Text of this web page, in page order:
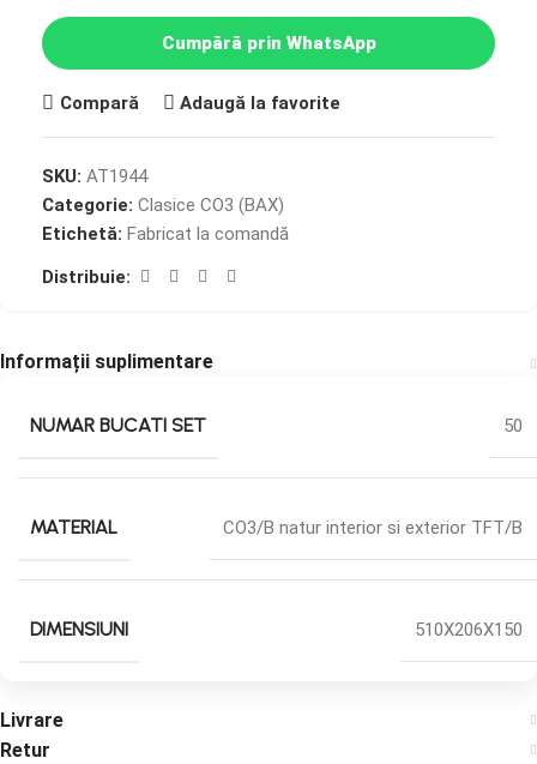
Cumpără prin WhatsApp
Compară Adaugă la favorite
SKU: AT1944
Categorie: Clasice CO3 (BAX)
Etichetă: Fabricat la comandă
Distribuie:
Informații suplimentare
NUMAR BUCATI SET 50
MATERIAL CO3/B natur interior si exterior TFT/B
DIMENSIUNI 510X206X150
Livrare
Retur